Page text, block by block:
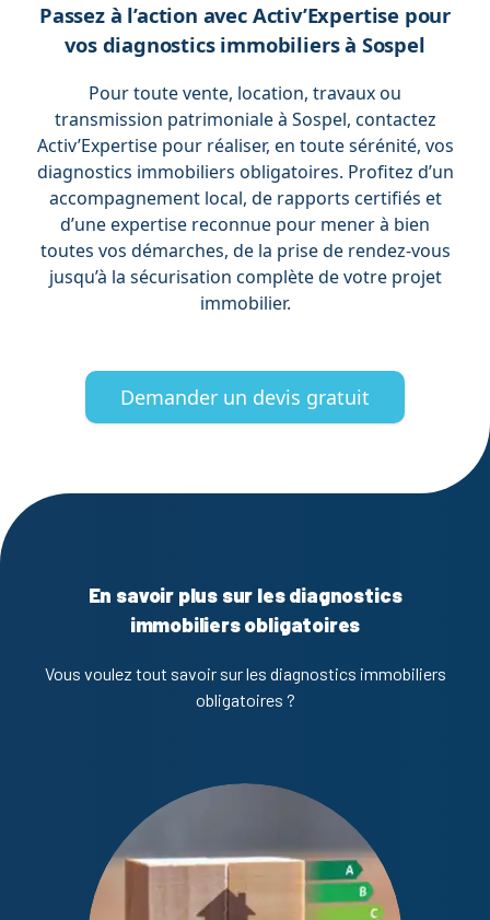
Passez à l’action avec Activ’Expertise pour
vos diagnostics immobiliers à Sospel
Pour toute vente, location, travaux ou
transmission patrimoniale à Sospel, contactez
Activ’Expertise pour réaliser, en toute sérénité, vos
diagnostics immobiliers obligatoires. Profitez d’un
accompagnement local, de rapports certifiés et
d’une expertise reconnue pour mener à bien
toutes vos démarches, de la prise de rendez-vous
jusqu’à la sécurisation complète de votre projet
immobilier.
Demander un devis gratuit
En savoir plus sur les diagnostics
immobiliers obligatoires
Vous voulez tout savoir sur les diagnostics immobiliers
obligatoires ?